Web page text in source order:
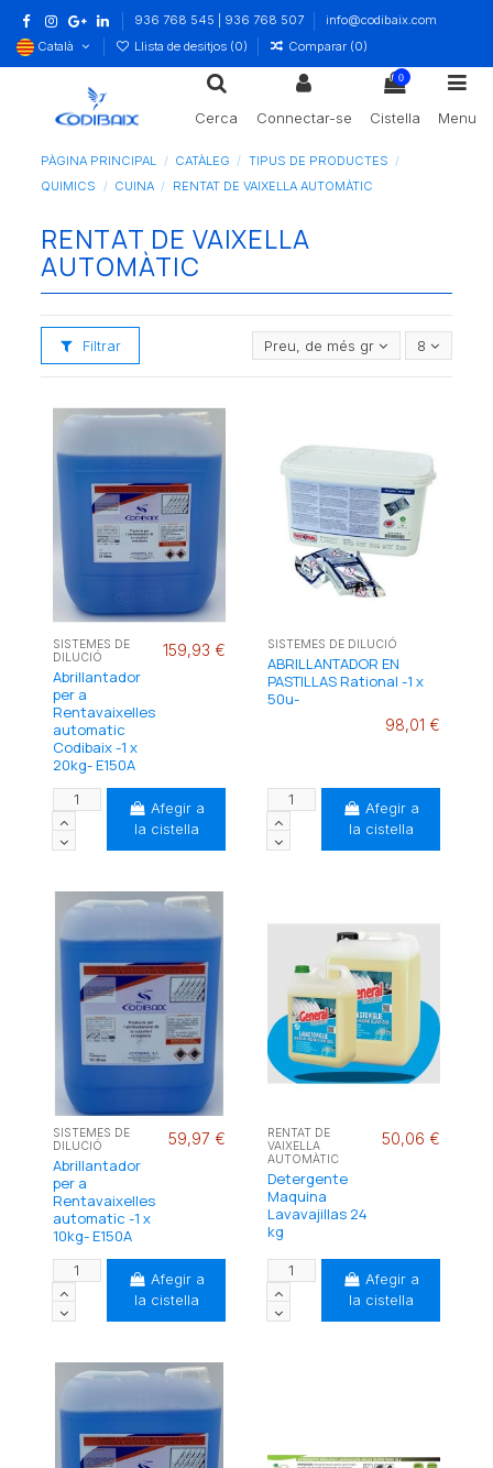
936 768 545 | 936 768 507
info@codibaix.com
Català
Llista de desitjos (0) Comparar (0)
Cerca Connectar-se
0
Cistella Menu
PÀGINA PRINCIPAL CATÀLEG
TIPUS DE PRODUCTES
QUIMICS
CUINA RENTAT DE VAIXELLA AUTOMÀTIC
RENTAT DE VAIXELLA
AUTOMÀTIC
Filtrar Preu, de més gran a més petit
8
SISTEMES DE
DILUCIÓ
Abrillantador
per a
Rentavaixelles
automatic
Codibaix -1 x
20kg- E150A
159,93 €
Afegir a
la cistella
SISTEMES DE DILUCIÓ
ABRILLANTADOR EN
PASTILLAS Rational -1 x
50u-
98,01 €
Afegir a
la cistella
SISTEMES DE
DILUCIÓ
Abrillantador
per a
Rentavaixelles
automatic -1 x
10kg- E150A
59,97 €
Afegir a
la cistella
RENTAT DE
VAIXELLA
AUTOMÀTIC
Detergente
Maquina
Lavavajillas 24
kg
50,06 €
Afegir a
la cistella